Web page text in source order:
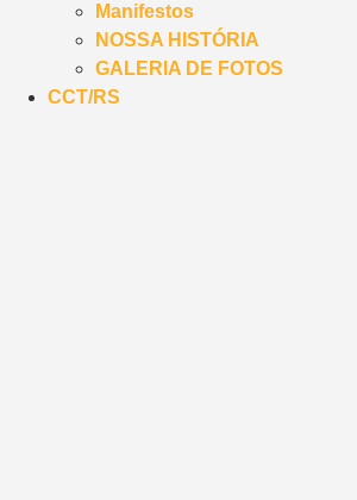
Manifestos
NOSSA HISTÓRIA
GALERIA DE FOTOS
CCT/RS